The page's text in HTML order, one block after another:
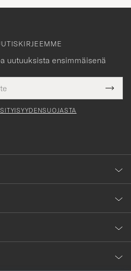
uutuuksista ensimmäisenä